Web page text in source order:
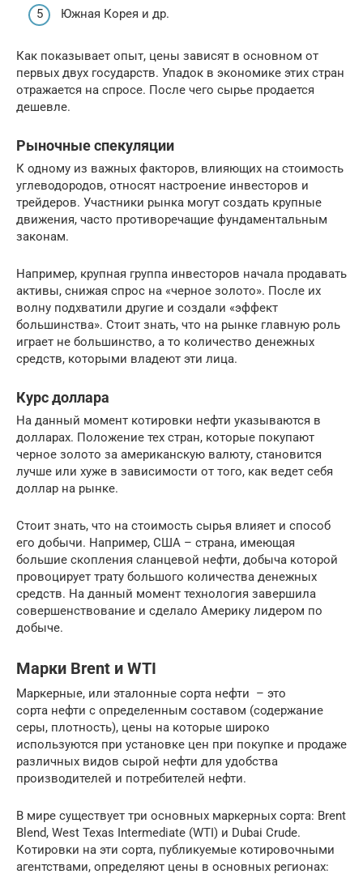
Южная Корея и др.
Как показывает опыт, цены зависят в основном от
первых двух государств. Упадок в экономике этих стран
отражается на спросе. После чего сырье продается
дешевле.
Рыночные спекуляции
К одному из важных факторов, влияющих на стоимость
углеводородов, относят настроение инвесторов и
трейдеров. Участники рынка могут создать крупные
движения, часто противоречащие фундаментальным
законам.
Например, крупная группа инвесторов начала продавать
активы, снижая спрос на «черное золото». После их
волну подхватили другие и создали «эффект
большинства». Стоит знать, что на рынке главную роль
играет не большинство, а то количество денежных
средств, которыми владеют эти лица.
Курс доллара
На данный момент котировки нефти указываются в
долларах. Положение тех стран, которые покупают
черное золото за американскую валюту, становится
лучше или хуже в зависимости от того, как ведет себя
доллар на рынке.
Стоит знать, что на стоимость сырья влияет и способ
его добычи. Например, США – страна, имеющая
большие скопления сланцевой нефти, добыча которой
провоцирует трату большого количества денежных
средств. На данный момент технология завершила
совершенствование и сделало Америку лидером по
добыче.
Марки Brent и WTI
Маркерные, или эталонные сорта нефти – это
сорта нефти с определенным составом (содержание
серы, плотность), цены на которые широко
используются при установке цен при покупке и продаже
различных видов сырой нефти для удобства
производителей и потребителей нефти.
В мире существует три основных маркерных сорта: Brent
Blend, West Texas Intermediate (WTI) и Dubai Crude.
Котировки на эти сорта, публикуемые котировочными
агентствами, определяют цены в основных регионах: